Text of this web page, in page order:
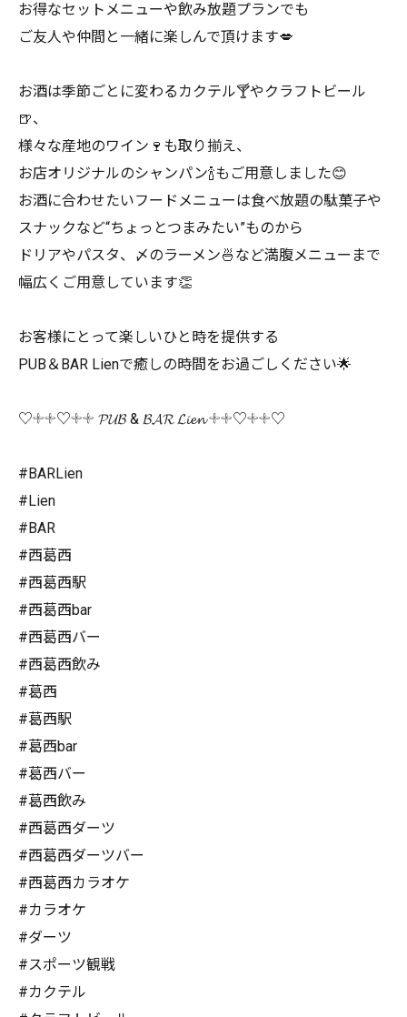
お得なセットメニューや飲み放題プランでも
ご友人や仲間と一緒に楽しんで頂けます💋
お酒は季節ごとに変わるカクテル🍸やクラフトビール
🍺、
様々な産地のワイン🍷も取り揃え、
お店オリジナルのシャンパン🍾もご用意しました😊
お酒に合わせたいフードメニューは食べ放題の駄菓子や
スナックなど“ちょっとつまみたい”ものから
ドリアやパスタ、〆のラーメン🍜など満腹メニューまで
幅広くご用意しています👏
お客様にとって楽しいひと時を提供する
PUB＆BAR Lienで癒しの時間をお過ごしください🌟
♡𓇬𓇬♡𓇬𓇬 𝓟𝓤𝓑 & 𝓑𝓐𝓡 𝓛𝓲𝓮𝓷 𓇬𓇬♡𓇬𓇬♡
#BARLien
#Lien
#BAR
#西葛西
#西葛西駅
#西葛西bar
#西葛西バー
#西葛西飲み
#葛西
#葛西駅
#葛西bar
#葛西バー
#葛西飲み
#西葛西ダーツ
#西葛西ダーツバー
#西葛西カラオケ
#カラオケ
#ダーツ
#スポーツ観戦
#カクテル